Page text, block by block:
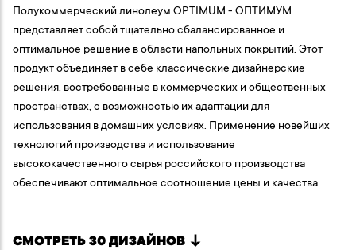
Полукоммерческий линолеум OPTIMUM - ОПТИМУМ
представляет собой тщательно сбалансированное и
оптимальное решение в области напольных покрытий. Этот
продукт объединяет в себе классические дизайнерские
решения, востребованные в коммерческих и общественных
пространствах, с возможностью их адаптации для
использования в домашних условиях. Применение новейших
технологий производства и использование
высококачественного сырья российского производства
обеспечивают оптимальное соотношение цены и качества.
СМОТРЕТЬ 30 ДИЗАЙНОВ ↓